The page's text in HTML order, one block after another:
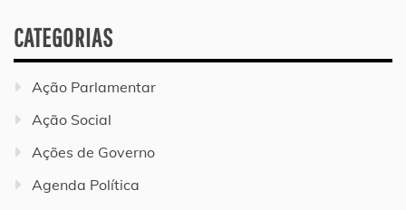
CATEGORIAS
Ação Parlamentar
Ação Social
Ações de Governo
Agenda Política